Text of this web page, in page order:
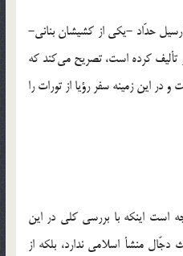
حدّاد -یکى از کشیشان بنانى-
تألیف کرده است، تصریح مى‌کند که
در این زمینه سفر رؤیا از تورات را
است اینکه با بررسى کلى در این
منشأ اسلامى ندارد، بلکه از